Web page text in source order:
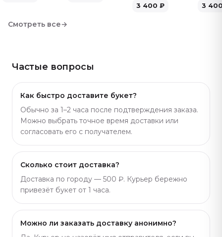
3 400 ₽ 3
Смотреть все→
Частые вопросы
Как быстро доставите букет?
Обычно за 1–2 часа после подтверждения заказа.
Можно выбрать точное время доставки или
согласовать его с получателем.
Сколько стоит доставка?
Доставка по городу — 500 ₽. Курьер бережно
привезёт букет от 1 часа.
Можно ли заказать доставку анонимно?